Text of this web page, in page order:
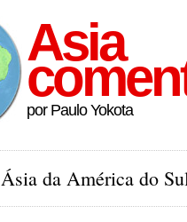
Asia
por Paulo Yokota
da América do